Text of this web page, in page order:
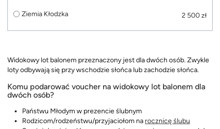
Ziemia Kłodzka 2 500 zł
Widokowy lot balonem przeznaczony jest dla dwóch osób. Zwykle
loty odbywają się przy wschodzie słońca lub zachodzie słońca.
Komu podarować voucher na widokowy lot balonem dla
dwóch osób?
Państwu Młodym w prezencie ślubnym
Rodzicom/rodzeństwu/przyjaciołom na rocznicę ślubu